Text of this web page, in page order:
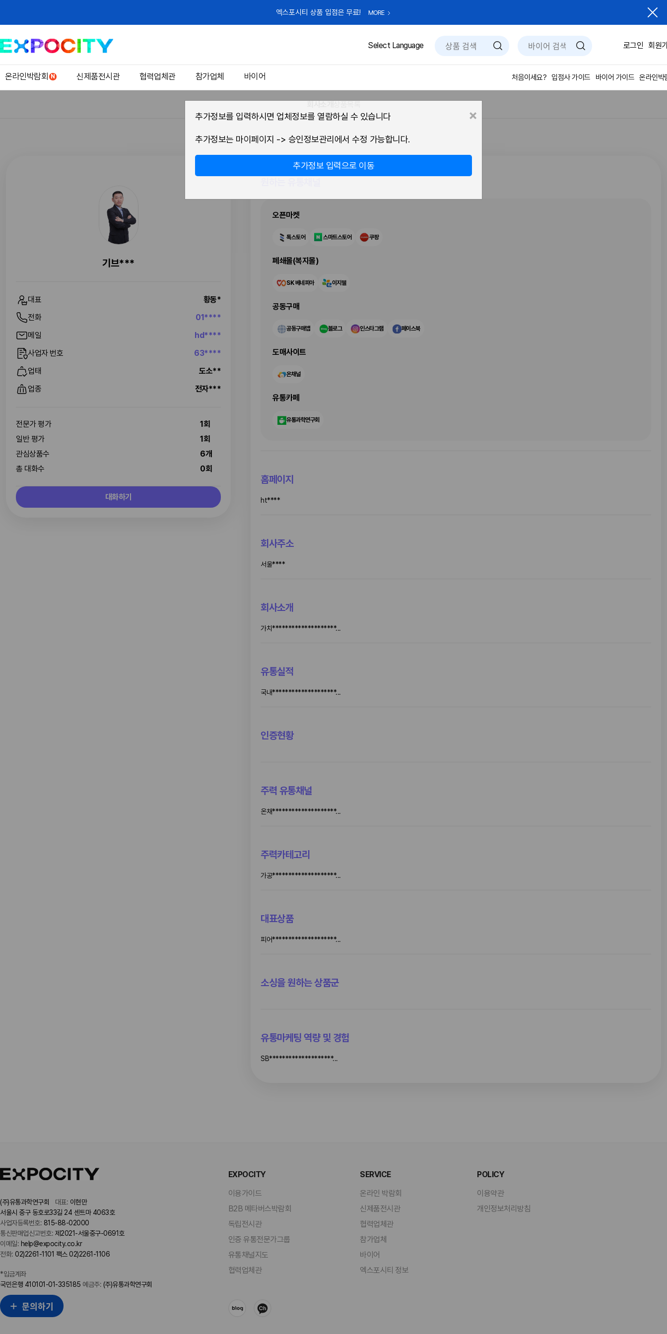
엑스포시티 상품 입점은 무료! MORE
Select Language 로그인 회원
온라인박람회 신제품전시관 협력업체관 참가업체 바이어 처음이세요? 입점사 가이드 바이어 가이드 온라인박
기브***
대표
황동*
전화
01****
메일
hd****
사업자 번호
63****
업태
도소**
업종
전자***
전문가 평가
1회
일반 평가
1회
관심상품수
6개
총 대화수
0회
대화하기
오픈마켓
톡스토어 스마트스토어 쿠팡
폐쇄몰(복지몰)
SK 베네피아 이지웰
공동구매
공동구매앱 블로그 인스타그램 페이스북
도매사이트
온채널
유통카페
유통과학연구회
홈페이지
ht****
회사주소
서울****
회사소개
가치********************...
유통실적
국내********************...
인증현황
주력 유통채널
온채********************...
주력카테고리
가공********************...
대표상품
피어********************...
소싱을 원하는 상품군
유통마케팅 역량 및 경험
SB********************...
×
추가정보를 입력하시면 업체정보를 열람하실 수 있습니다
추가정보는 마이페이지 -> 승인정보관리에서 수정 가능합니다.
추가정보 입력으로 이동
(주)유통과학연구회 대표: 이현만
서울시 중구 동호로33길 24 센트마 4063호
사업자등록번호: 815-88-02000
통신판매업신고번호: 제2021-서울중구-0691호
이메일: help@expocity.co.kr
전화: 02)2261-1101 팩스 02)2261-1106
*입금계좌
국민은행 410101-01-335185 예금주: (주)유통과학연구회
문의하기
EXPOCITY
이용가이드
B2B 메타버스박람회
독립전시관
인증 유통전문가그룹
유통채널지도
협력업체관
SERVICE
온라인 박람회
신제품전시관
협력업체관
참가업체
바이어
엑스포시티 정보
POLICY
이용약관
개인정보처리방침